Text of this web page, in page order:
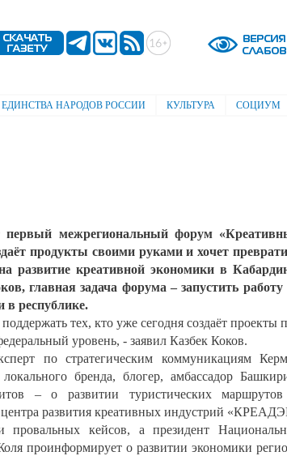
содержанию
ЕДИНСТВА НАРОДОВ РОССИИ КУЛЬТУРА СОЦИУМ
межрегиональный форум
продукты своими руками и хочет
развитие креативной экономики в
главная задача форума – запустить работу
в республике.
тех, кто уже сегодня создаёт проекты
уровень, - заявил Казбек Коков.
по стратегическим коммуникациям
бренда, блогер, амбассадор
– о развитии туристических
развития креативных индустрий
кейсов, а президент
проинформирует о развитии экономики